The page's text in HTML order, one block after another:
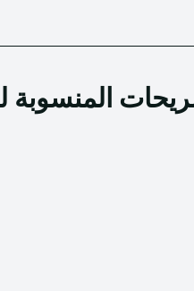
المنسوبة